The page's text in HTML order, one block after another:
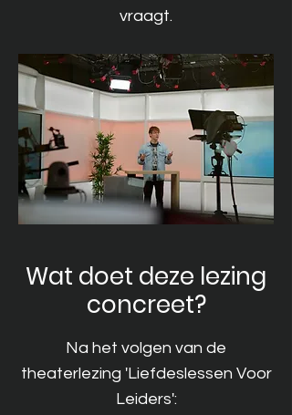
vraagt.
Wat doet deze lezing
concreet?
Na het volgen van de
theaterlezing 'Liefdeslessen Voor
Leiders':